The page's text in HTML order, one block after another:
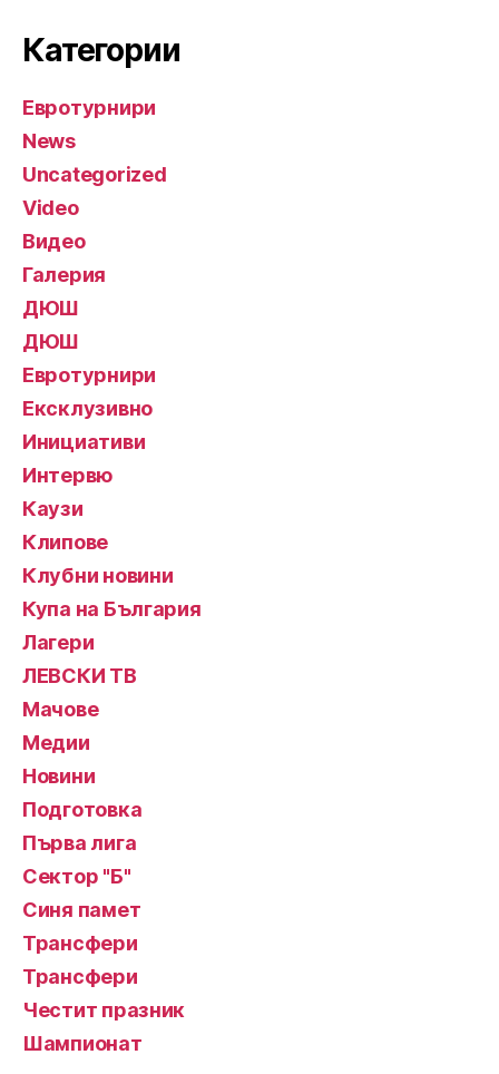
Категории
Евротурнири
News
Uncategorized
Video
Видео
Галерия
ДЮШ
ДЮШ
Евротурнири
Ексклузивно
Инициативи
Интервю
Каузи
Клипове
Клубни новини
Купа на България
Лагери
ЛЕВСКИ ТВ
Мачове
Медии
Новини
Подготовка
Първа лига
Сектор "Б"
Синя памет
Трансфери
Трансфери
Честит празник
Шампионат